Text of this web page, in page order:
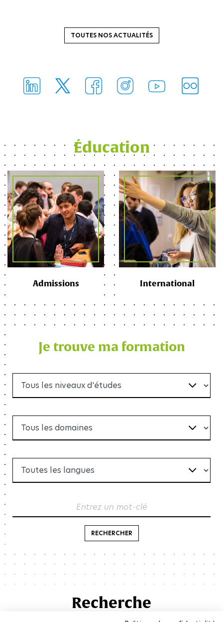
TOUTES NOS ACTUALITÉS
LinkedIn Twitter FacebookInstagramYoutube
Éducation
Admissions International
Je trouve ma formation
Entrez un mot-clé
RECHERCHER
Recherche